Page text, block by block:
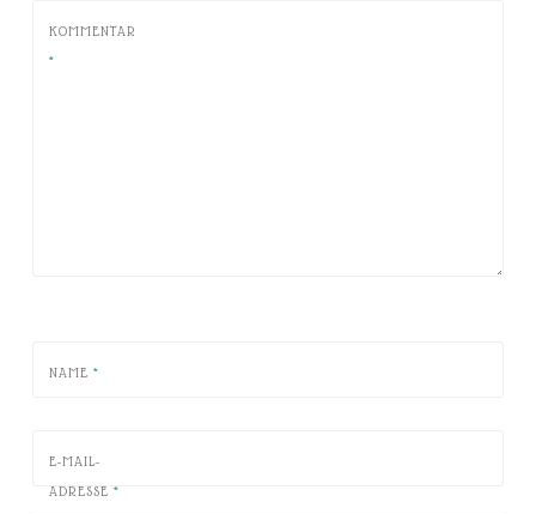
KOMMENTAR
*
NAME *
E-MAIL-
ADRESSE *